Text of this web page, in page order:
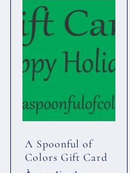
A Spoonful of
Colors Gift Card